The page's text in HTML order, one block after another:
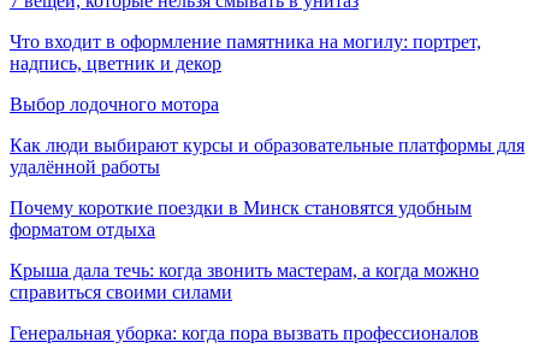
Что входит в оформление памятника на могилу: портрет,
надпись, цветник и декор
Выбор лодочного мотора
Как люди выбирают курсы и образовательные платформы для
удалённой работы
Почему короткие поездки в Минск становятся удобным
форматом отдыха
Крыша дала течь: когда звонить мастерам, а когда можно
справиться своими силами
Генеральная уборка: когда пора вызвать профессионалов